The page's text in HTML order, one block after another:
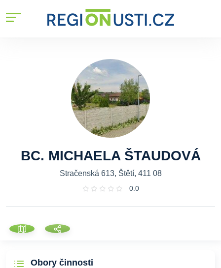
BC. MICHAELA ŠTAUDOVÁ
Stračenská 613, Štětí, 411 08
0.0
Obory činnosti